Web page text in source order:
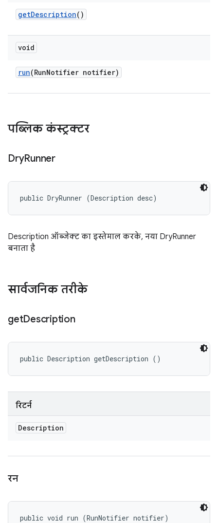
getDescription()
void
run(RunNotifier notifier)
पब्लिक कंस्ट्रक्टर
DryRunner
public DryRunner (Description desc)
Description ऑब्जेक्ट का इस्तेमाल करके, नया DryRunner
बनाता है
सार्वजनिक तरीके
getDescription
public Description getDescription ()
रिटर्न
Description
रन
public void run (RunNotifier notifier)